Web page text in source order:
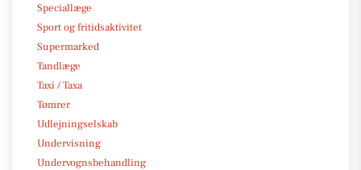
Speciallæge
Sport og fritidsaktivitet
Supermarked
Tandlæge
Taxi / Taxa
Tømrer
Udlejningselskab
Undervisning
Undervognsbehandling